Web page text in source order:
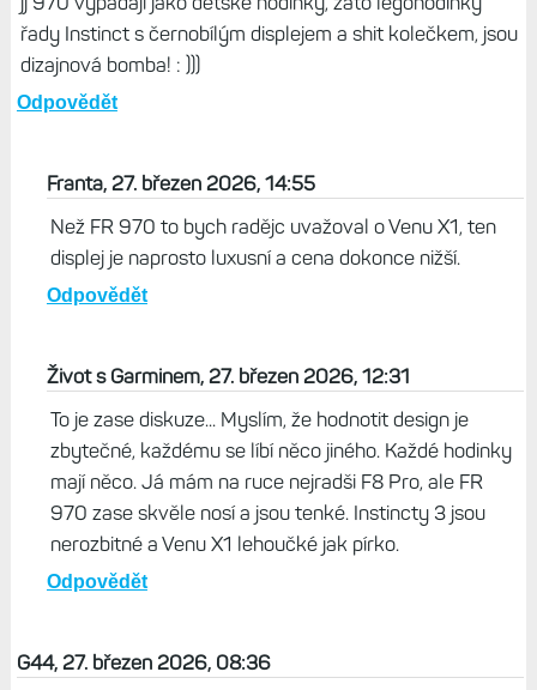
řady Instinct s černobílým displejem a shit kolečkem, jsou
dizajnová bomba! : )))
Odpovědět
Franta, 27. březen 2026, 14:55
Než FR 970 to bych radějc uvažoval o Venu X1, ten
displej je naprosto luxusní a cena dokonce nižší.
Odpovědět
Život s Garminem, 27. březen 2026, 12:31
To je zase diskuze... Myslím, že hodnotit design je
zbytečné, každému se líbí něco jiného. Každé hodinky
mají něco. Já mám na ruce nejradši F8 Pro, ale FR
970 zase skvěle nosí a jsou tenké. Instincty 3 jsou
nerozbitné a Venu X1 lehoučké jak pírko.
Odpovědět
G44, 27. březen 2026, 08:36